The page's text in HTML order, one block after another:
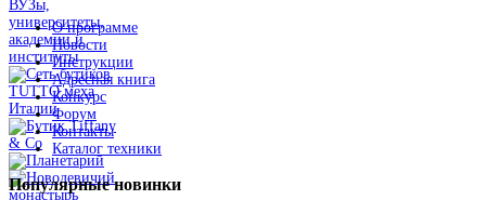
О программе
Новости
Инструкции
Адресная книга
Конкурс
Форум
Контакты
Каталог техники
Популярныеновинки